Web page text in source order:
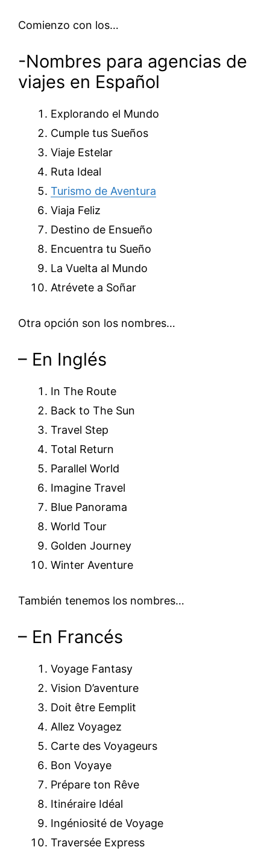
Comienzo con los…
-Nombres para agencias de
viajes en Español
Explorando el Mundo
Cumple tus Sueños
Viaje Estelar
Ruta Ideal
Turismo de Aventura
Viaja Feliz
Destino de Ensueño
Encuentra tu Sueño
La Vuelta al Mundo
Atrévete a Soñar
Otra opción son los nombres…
– En Inglés
In The Route
Back to The Sun
Travel Step
Total Return
Parallel World
Imagine Travel
Blue Panorama
World Tour
Golden Journey
Winter Aventure
También tenemos los nombres…
– En Francés
Voyage Fantasy
Vision D’aventure
Doit être Eemplit
Allez Voyagez
Carte des Voyageurs
Bon Voyaye
Prépare ton Rêve
Itinéraire Idéal
Ingéniosité de Voyage
Traversée Express